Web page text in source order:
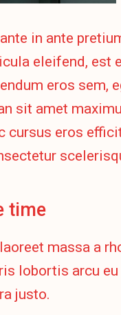
in ante
eleifend, est
eros sem,
sit amet
cursus eros
time
massa a
lobortis arcu
justo.